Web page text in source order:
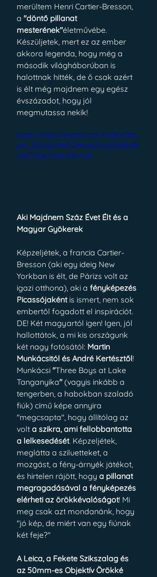
merültem Henri Cartier-Bresson,
a "döntő pillanat
mesterének"életművébe.
Készüljetek, mert ez az ember
akkora legenda, hogy még a
második világháborúban is
halottnak hitték, de ő csak azért
is élt még majdnem egy egész
évszázadot, hogy jól
megmutassa nekik!
https://video.wixstatic.com/video/b0a
ee1_2012a2c0497244a1b22c613780bd8
cdd/720p/mp4/file.mp4
Aki Majdnem Száz Évet Élt és a
Magyar Gyökerek
Képzeljétek, a francia Cartier-
Bresson (aki egy ideig New
Yorkban is élt, de Párizs volt az
igazi otthona), aki a fényképezés
Picassójaként is ismert, nem sok
embertől fogadott el inspirációt.
DE! Két magyartól igen! Igen, jól
hallottátok, a mi kis országunk
két nagy fotósától: Martin
Munkácsitól és André Kertésztől!
Munkácsi "Three Boys at Lake
Tanganyika" (vagyis inkább a
tengerben, a habokban szaladó
fiúk) című képe annyira
"megcsapta", hogy állítólag az
volt a szikra, ami fellobbantotta
a lelkesedését. Képzeljétek,
meglátta a sziluetteket, a
mozgást, a fény-árnyék játékot,
és hirtelen rájött, hogy a pillanat
megragadásával a fényképezés
elérheti az örökkévalóságot! Mi
meg csak azt mondanánk, hogy
"jó kép, de miért van egy fiúnak
két feje?"
A Leica, a Fekete Szikszalag és
az 50mm-es Objektív Örökké